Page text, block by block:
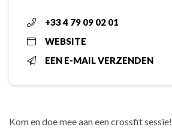
+33 4 79 09 02 01
WEBSITE
EEN E-MAIL VERZENDEN
Kom en doe mee aan een crossfit sessie!